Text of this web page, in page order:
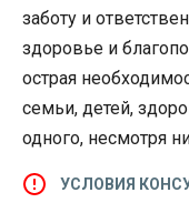
заботу и
здоровье и
острая
семьи, детей,
одного, несмотря
УСЛОВИЯ